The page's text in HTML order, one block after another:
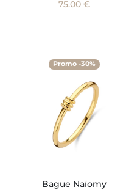
75.00 €
Promo -30%
Bague Naïomy